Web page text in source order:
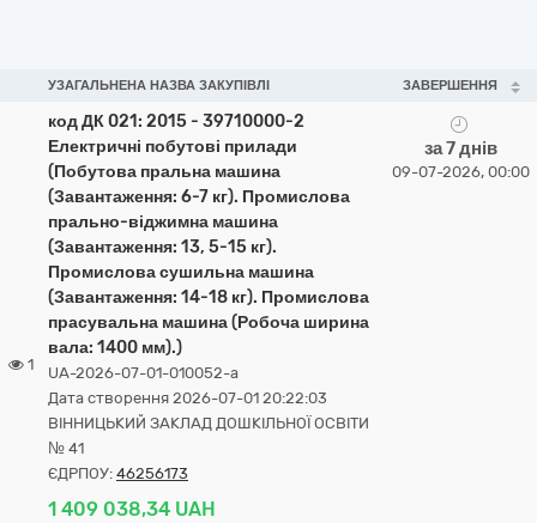
УЗАГАЛЬНЕНА НАЗВА ЗАКУПІВЛІ ЗАВЕРШЕННЯ
1
код ДК 021: 2015 - 39710000-2
Електричні побутові прилади
(Побутова пральна машина
(Завантаження: 6-7 кг). Промислова
прально-віджимна машина
(Завантаження: 13, 5-15 кг).
Промислова сушильна машина
(Завантаження: 14-18 кг). Промислова
прасувальна машина (Робоча ширина
вала: 1400 мм).)
UA-2026-07-01-010052-a
Дата створення 2026-07-01 20:22:03
ВІННИЦЬКИЙ ЗАКЛАД ДОШКІЛЬНОЇ ОСВІТИ
№ 41
ЄДРПОУ: 46256173
1 409 038,34 UAH
за 7 днів
09-07-2026, 00:00